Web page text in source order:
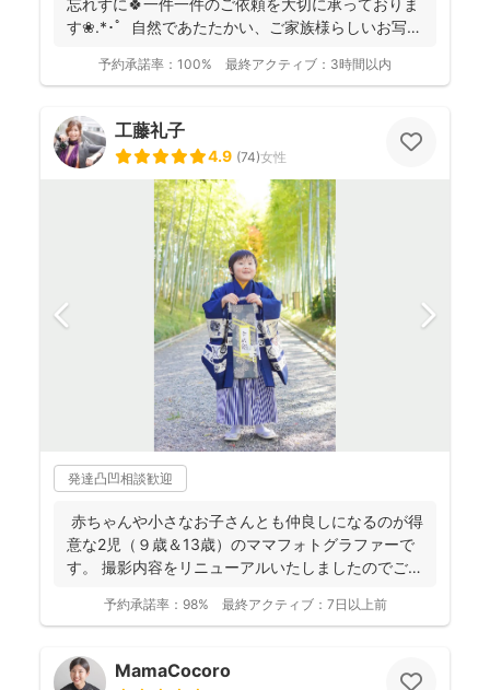
す❀.*･ﾟ 自然であたたかい、ご家族様らしいお写真
予約承諾率： 100% 最終アクティブ： 3時間以内
工藤礼子
4.9 (74)女性
発達凸凹相談歓迎
赤ちゃんや小さなお子さんとも仲良しになるのが得
意な2児（９歳＆13歳）のママフォトグラファーで
す。 撮影内容をリニューアルいたしましたのでご案
予約承諾率： 98% 最終アクティブ： 7日以上前
MamaCocoro